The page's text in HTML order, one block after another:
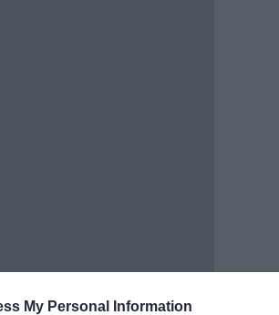
My Personal Information